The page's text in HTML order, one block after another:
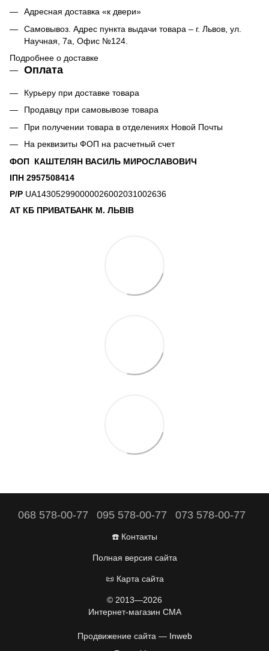
Адресная доставка «к двери»
Самовывоз. Адрес пункта выдачи товара – г. Львов, ул.
Научная, 7а, Офис №124.
Подробнее о доставке
Оплата
Курьеру при доставке товара
Продавцу при самовывозе товара
При получении товара в отделениях Новой Почты
На реквизиты ФОП на расчетный счет
ФОП КАШТЕЛЯН ВАСИЛЬ МИРОСЛАВОВИЧ
ІПН 2957508414
Р/Р UA143052990000026002031002636
АТ КБ ПРИВАТБАНК М. ЛЬВІВ
068 578-00-77 095 578-00-77 073 578-00-77
☎️ Контакты
Полная версия сайта
📜 Карта сайта
© 2013—2026
Интернет-магазин CMA
Продвижение сайта — Inweb